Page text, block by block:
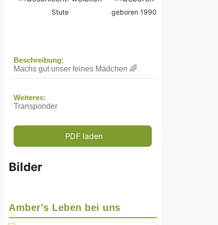
Stute geboren 1990
Beschreibung:
Machs gut unser feines Mädchen 🌈
Weiteres:
Transponder
PDF laden
Bilder
Amber's Leben bei uns